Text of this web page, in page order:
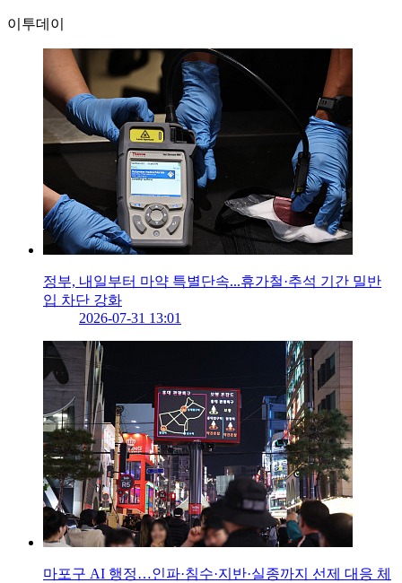
이투데이
정부, 내일부터 마약 특별단속...휴가철·추석 기간 밀반
입 차단 강화
2026-07-31 13:01
마포구 AI 행정…인파·침수·지반·실종까지 선제 대응 체